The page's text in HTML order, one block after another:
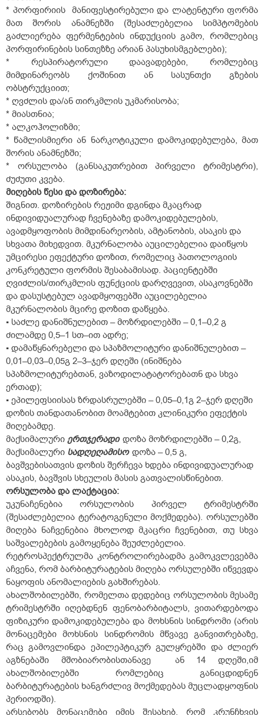
* პორფირიის მანიფესტირებული და ლატენტური ფორმა
მათ შორის ანამნეზში (შესაძლებელია სიმპტომების
გაძლიერება ფერმენტების ინდუქციის გამო, რომლებიც
პორფირინების სინთეზზე არიან პასუხისმგებლები);
* რესპირატორული დაავადებები, რომლებიც
მიმდინარეობს ქოშინით ან სასუნთქი გზების
ობსტრუქციით;
* ღვძლის და/ან თირკმლის უკმარისობა;
* მიასთნია;
* ალკოჰოლიზმი;
* წამლისმიერი ან ნარკოტიკული დამოკიდებულება, მათ
შორის ანამნეზში;
* ორსულობა (განსაკუთრებით პირველი ტრიმესტრი),
ძუძუთი კვება.
მიღების წესი და დოზირება:
შიგნით. დოზირების რეჟიმი დგინდა მკაცრად
ინდივიდუალურად ჩვენებაზე დამოკიდებულების,
ავადმყოფობის მიმდინარეობის, ამტანობის, ასაკის და
სხვათა მიხედვით. მკურნალობა აუცილებელია დაიწყოს
უმცირესი ეფექტური დოზით, რომელიც პათოლოგიის
კონკრეტული ფორმის შესაბამისად. პაციენტებში
ღვიძლის/თირკმლის ფუნქციის დარღვევით, ასაკოვნებში
და დასუსტებულ ავადმყოფებში აუცილებელია
მკურნალობის მცირე დოზით დაწყება.
▪ საძლე დანიშნულებით – მოზრდილებში – 0,1–0,2 გ
ძილამდე 0,5–1 სთ–ით ადრე;
▪ დამაწყნარებელი და სპაზმოლიტური დანიშნულებით –
0,01–0,03–0,05გ 2–3–ჯერ დღეში (ინიშნება
სპაზმოლიტურებთან, ვაზოდილატატორებათნ და სხვა
ერთად);
▪ ეპილეფსიისას ზრდასრულებში – 0,05–0,1გ 2–ჯერ დღეში
დოზის თანდათანობით მოამტებით კლინიკური ეფექტის
მიღებამდე.
მაქსიმალური ერთჯერადიდოზა მოზრდილებში – 0,2გ,
მაქსიმალური სადღეღამისოდოზა – 0,5 გ,
ბავშვებისათვის დოზის შერჩევა ხდება ინდივიდუალურად
ასაკის, ბავშვის სხეულის მასის გათვალისწინებით.
ორსულობა და ლაქტაცია:
უკუნაჩენებია ორსულობის პირველ ტრიმესტრში
(შესაძლებელია ტერატოგენული მოქმედება). ორსულებში
მიღება ნაჩვენებია მხოლოდ მკაცრი ჩვენებით, თუ სხვა
საშვალებების გამოყენება შეუძლებელია.
რეტროსპექტრულმა კონტროლირებადმა გამოკვლევებმა
აჩვენა, რომ ბარბიტურატების მიღება ორსულებში იწვევდა
ნაყოფის ანომალიების გახშირებას.
ახალშობილებში, რომელთა დედებიც ორსულობის მესამე
ტრიმესტრში იღებდნენ ფენობარბიტალს, ვითარდებოდა
ფიზიკური დამოკიდებულება და მოხსნის სინდრომი (არის
მონაცემები მოხსნის სინდრომის მწვავე განვითრებაზე,
რაც გამოვლინდა ეპილეპტიკურ გულყრებში და ძლიერ
აგზნებაში მშობიარობისთანავე ან 14 დღეში,იმ
ახალშობილებში რომლებიც განიცდიდნენ
ბარბიტურატების ხანგრძლივ მოქმედებას მუცლადყოფნის
პერიოდში).
არსებობს მონაცემები იმის შესახებ, რომ კრუნჩხვის